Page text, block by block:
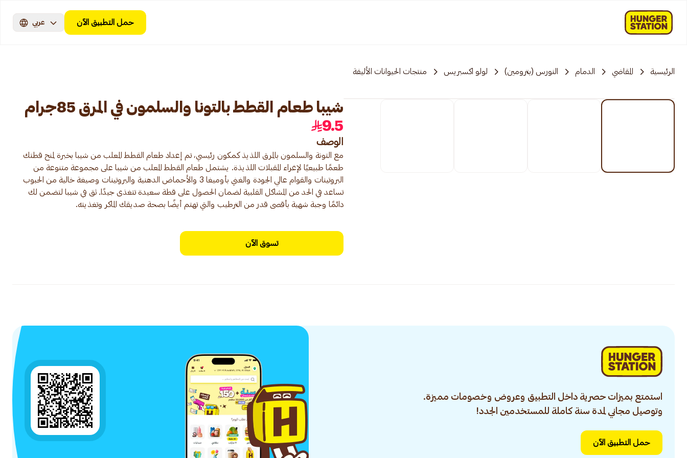
حمل التطبيق الآن عربي
الرئيسية المقاضي الدمام النورس (بترومين) لولو اكسبريس منتجات الحيوانات الأليفة
شيبا طعام القطط بالتونا والسلمون في المرق 85جرام
9.5
الوصف
مع التونة والسلمون بالمرق اللذيذ كمكون رئيسي، تم إعداد طعام القطط المعلب من شيبا بخبرة لمنح قطتك
طعمًا طبيعيًا لإغراء المقبلات اللذيذة. يشتمل طعام القطط المعلب من شيبا على مجموعة متنوعة من
البروتينات والقوام عالي الجودة والغني بأوميغا 3 والأحماض الدهنية والبروتينات وصيغة خالية من الحبوب
تساعد في الحد من المشاكل القلبية لضمان الحصول على قطة سعيدة تتغذى جيدًا. ثق في شيبا لتضمن لك
دائمًا وجبة شهية بأقصى قدر من الترطيب والتي تهتم أيضًا بصحة صديقك الماكر وتغذيته.
تسوق الآن
استمتع بميزات حصرية داخل التطبيق وعروض وخصومات مميزة.
وتوصيل مجاني لمدة سنة كاملة للمستخدمين الجدد!
حمل التطبيق الآن